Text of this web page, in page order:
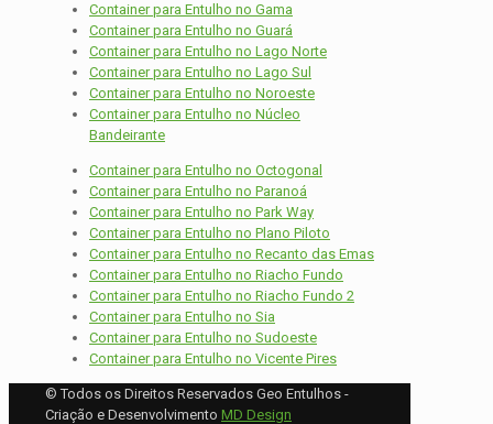
Container para Entulho no Gama
Container para Entulho no Guará
Container para Entulho no Lago Norte
Container para Entulho no Lago Sul
Container para Entulho no Noroeste
Container para Entulho no Núcleo
Bandeirante
Container para Entulho no Octogonal
Container para Entulho no Paranoá
Container para Entulho no Park Way
Container para Entulho no Plano Piloto
Container para Entulho no Recanto das Emas
Container para Entulho no Riacho Fundo
Container para Entulho no Riacho Fundo 2
Container para Entulho no Sia
Container para Entulho no Sudoeste
Container para Entulho no Vicente Pires
© Todos os Direitos Reservados Geo Entulhos -
Criação e Desenvolvimento MD Design